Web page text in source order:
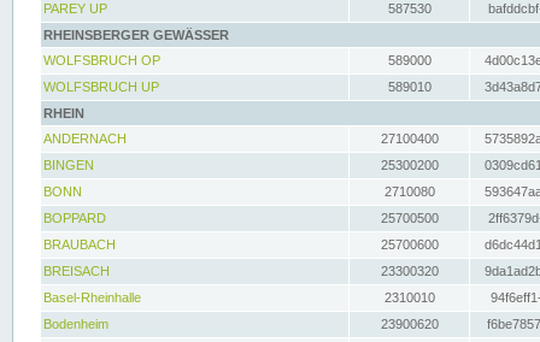
PAREY UP
587530
RHEINSBERGER GEWÄSSER
WOLFSBRUCH OP
589000
WOLFSBRUCH UP
589010
RHEIN
ANDERNACH
27100400
BINGEN
25300200
BONN
2710080
BOPPARD
25700500
BRAUBACH
25700600
BREISACH
23300320
Basel-Rheinhalle
2310010
Bodenheim
23900620